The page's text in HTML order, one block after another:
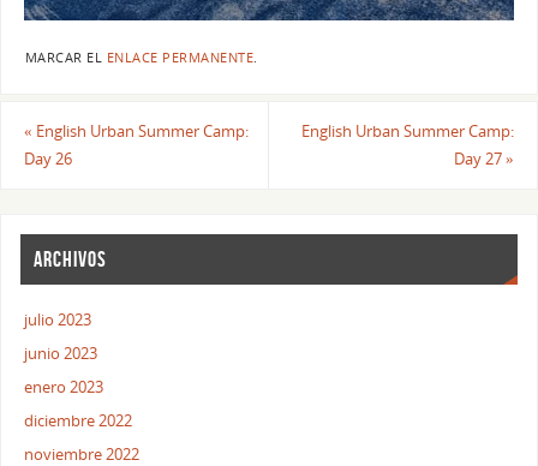
MARCAR EL ENLACE PERMANENTE
« English Urban Summer Camp:
Day 26
English Urban Summer Camp:
Day 27»
ARCHIVOS
julio 2023
junio 2023
enero 2023
diciembre 2022
noviembre 2022